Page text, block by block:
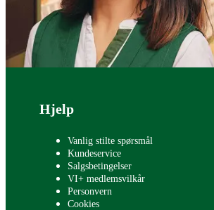
Bunntekst
Hjelp
Vanlig stilte spørsmål
Kundeservice
Salgsbetingelser
VI+ medlemsvilkår
Personvern
Cookies